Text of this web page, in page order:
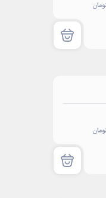
تومان
تومان